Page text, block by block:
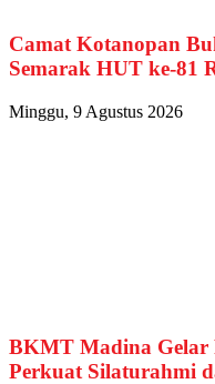
Camat Kotanopan
Semarak HUT ke-81
Minggu, 9 Agustus 2026
BKMT Madina Gelar
Perkuat Silaturahmi